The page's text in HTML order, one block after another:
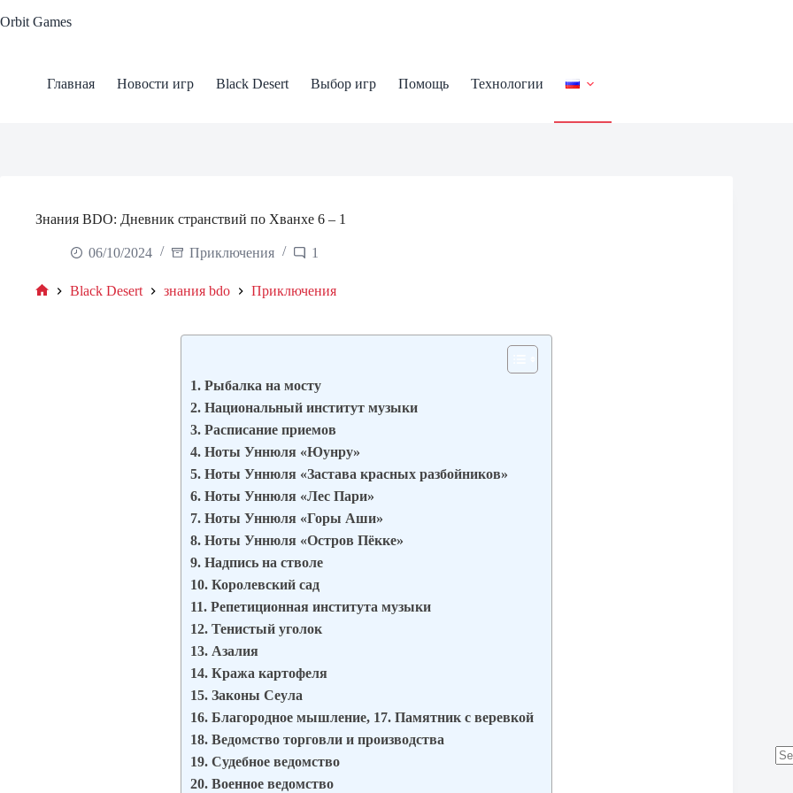
to
Orbit Games
Главная Новости игр Black Desert Выбор игр Помощь Технологии
Знания BDO: Дневник странствий по Хванхе 6 – 1
06/10/2024 Приключения 1
Black Desert знания bdo Приключения
1. Рыбалка на мосту
2. Национальный институт музыки
3. Расписание приемов
4. Ноты Уннюля «Юунру»
5. Ноты Уннюля «Застава красных разбойников»
6. Ноты Уннюля «Лес Пари»
7. Ноты Уннюля «Горы Аши»
8. Ноты Уннюля «Остров Пёкке»
9. Надпись на стволе
10. Королевский сад
11. Репетиционная института музыки
12. Тенистый уголок
13. Азалия
14. Кража картофеля
15. Законы Сеула
16. Благородное мышление, 17. Памятник с веревкой
18. Ведомство торговли и производства
19. Судебное ведомство
20. Военное ведомство